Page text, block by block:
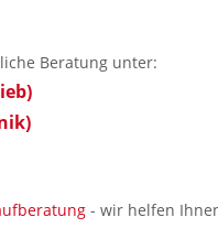
Beratung unter:
- wir helfen